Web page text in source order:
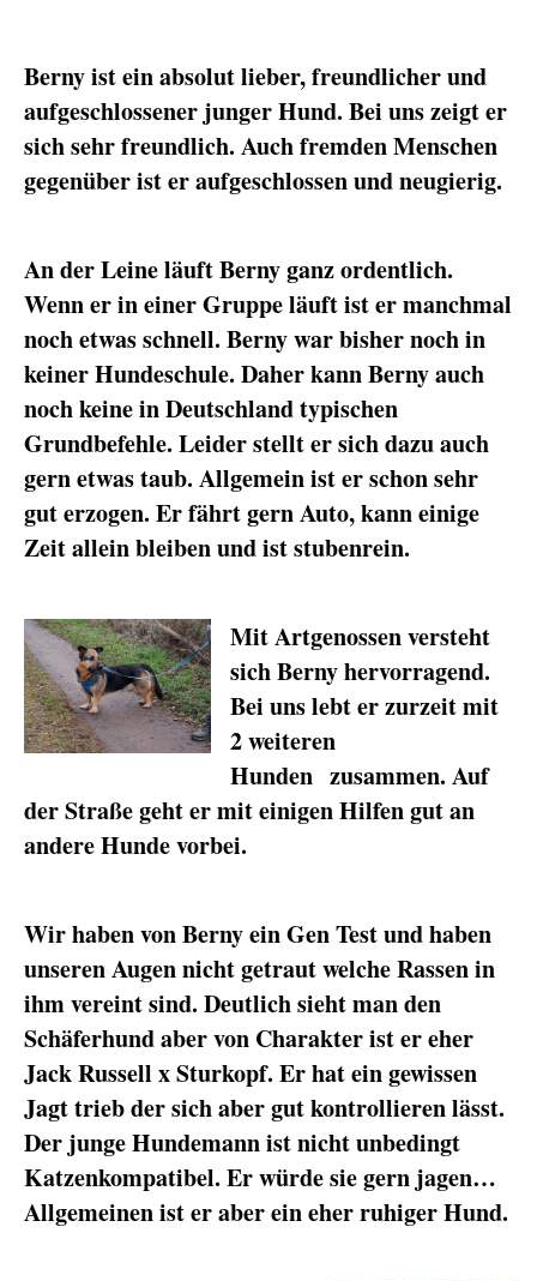
Berny ist ein absolut lieber, freundlicher und
aufgeschlossener junger Hund. Bei uns zeigt er
sich sehr freundlich. Auch fremden Menschen
gegenüber ist er aufgeschlossen und neugierig.
An der Leine läuft Berny ganz ordentlich.
Wenn er in einer Gruppe läuft ist er manchmal
noch etwas schnell. Berny war bisher noch in
keiner Hundeschule. Daher kann Berny auch
noch keine in Deutschland typischen
Grundbefehle. Leider stellt er sich dazu auch
gern etwas taub. Allgemein ist er schon sehr
gut erzogen. Er fährt gern Auto, kann einige
Zeit allein bleiben und ist stubenrein.
Mit Artgenossen versteht
sich Berny hervorragend.
Bei uns lebt er zurzeit mit
2 weiteren
Hunden zusammen. Auf
der Straße geht er mit einigen Hilfen gut an
andere Hunde vorbei.
Wir haben von Berny ein Gen Test und haben
unseren Augen nicht getraut welche Rassen in
ihm vereint sind. Deutlich sieht man den
Schäferhund aber von Charakter ist er eher
Jack Russell x Sturkopf. Er hat ein gewissen
Jagt trieb der sich aber gut kontrollieren lässt.
Der junge Hundemann ist nicht unbedingt
Katzenkompatibel. Er würde sie gern jagen…
Allgemeinen ist er aber ein eher ruhiger Hund.